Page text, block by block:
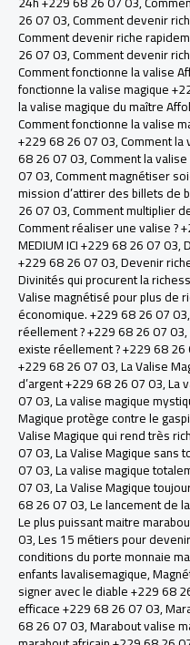
26 07 03,Comment devenir
Comment devenir riche
26 07 03,Comment devenir
Comment fonctionne la valise
fonctionne la valise magique
la valise magique du maître
Comment fonctionne la valise
+229 68 26 07 03,Comment la
68 26 07 03,Comment la
07 03,Comment magnétiser
mission d’attirer des billets de
26 07 03,Comment multiplier
Comment réaliser une valise ?
MEDIUM ICI +229 68 26 07 03,
+229 68 26 07 03,Devenir
Divinités qui procurent la
Valise magnétisé pour plus de
économique. +229 68 26 07 03,
réellement ? +229 68 26 07 03,
existe réellement ? +229 68 26
+229 68 26 07 03,La Valise
d’argent +229 68 26 07 03,La
07 03,La valise magique
Magique protège contre le
Valise Magique qui rend très
07 03,La Valise Magique sans
07 03,La valise magique
07 03,La Valise Magique
68 26 07 03,Le lancement de
Le plus puissant maitre
03,Les 15 métiers pour
conditions du porte monnaie
enfants lavalisemagique,
signer avec le diable +229 68
efficace +229 68 26 07 03,
68 26 07 03,Marabout valise